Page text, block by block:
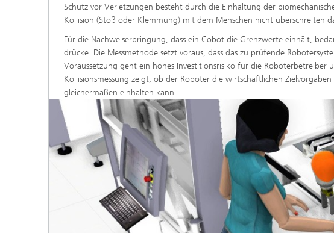
Schutz vor Verletzungen besteht durch die Einhaltung der
Kollision (Stoß oder Klemmung) mit dem Menschen nicht überschreiten
Für die Nachweiserbringung, dass ein Cobot die Grenzwerte einhält,
drücke. Die Messmethode setzt voraus, dass das zu prüfende
Voraussetzung geht ein hohes Investitionsrisiko für die Roboterbetreiber
Kollisionsmessung zeigt, ob der Roboter die wirtschaftlichen
gleichermaßen einhalten kann.